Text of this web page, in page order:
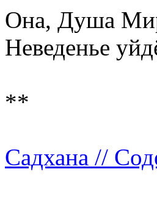
Она, Душа
Неведенье
**
Садхана //